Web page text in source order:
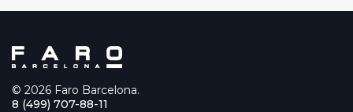
© 2026 Faro Barcelona.
8 (499) 707-88-11